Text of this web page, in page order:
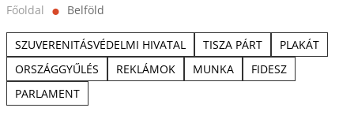
Főoldal ⬤ Belföld
SZUVERENITÁSVÉDELMI HIVATAL TISZA PÁRT
PLAKÁT
ORSZÁGGYŰLÉS
REKLÁMOK MUNKA
FIDESZ
PARLAMENT